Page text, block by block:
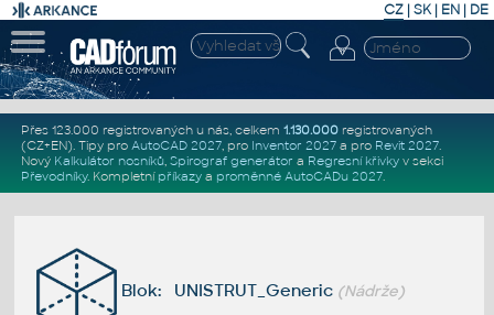
CZ | SK| EN | DE
Přes 123.000 registrovaných u nás, celkem 1.130.000registrovaných
(CZ+EN). Tipy pro AutoCAD 2027, pro Inventor 2027a pro Revit 2027.
Nový Kalkulátor nosníků, Spirograf generátor a Regresní křivkyv sekci
Převodníky. Kompletní příkazya proměnné AutoCADu 2027.
Blok: UNISTRUT_Generic (Nádrže)